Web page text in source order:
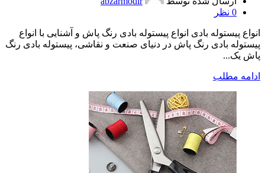
0 نظر
انواع پیستوله بادی انواع پیستوله بادی رنگ پاش و آشنایی با انواع
پیستوله بادی رنگ پاش در دنیای صنعت و نقاشی، پیستوله بادی رنگ
پاش یک...
ادامه مطلب